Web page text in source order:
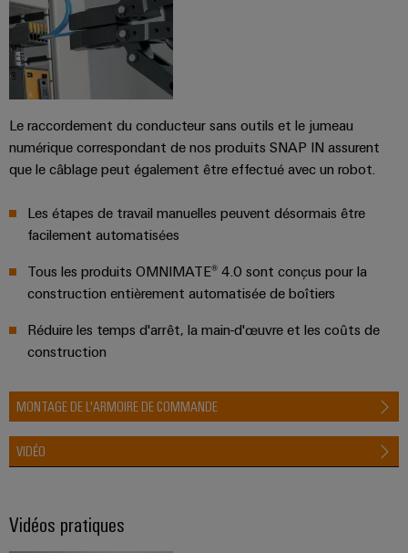
Le raccordement du conducteur sans outils et le jumeau
numérique correspondant de nos produits SNAP IN assurent
que le câblage peut également être effectué avec un robot.
Les étapes de travail manuelles peuvent désormais être
facilement automatisées
Tous les produits OMNIMATE® 4.0 sont conçus pour la
construction entièrement automatisée de boîtiers
Réduire les temps d'arrêt, la main-d'œuvre et les coûts de
construction
MONTAGE DE L'ARMOIRE DE COMMANDE
VIDÉO
Vidéos pratiques